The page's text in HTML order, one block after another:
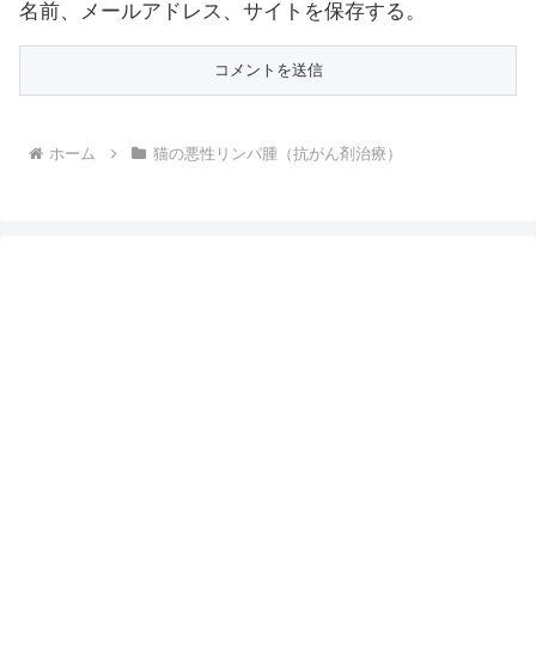
名前、メールアドレス、サイトを保存する。
ホーム 猫の悪性リンパ腫（抗がん剤治療）